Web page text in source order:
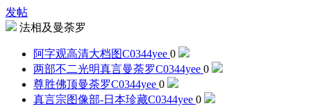
发帖
法相及曼荼罗
阿字观高清大档图C0344yee 0
两部不二光明真言曼荼罗C0344yee 0
尊胜佛顶曼荼罗C0344yee 0
真言宗图像部-日本珍藏C0344yee 0